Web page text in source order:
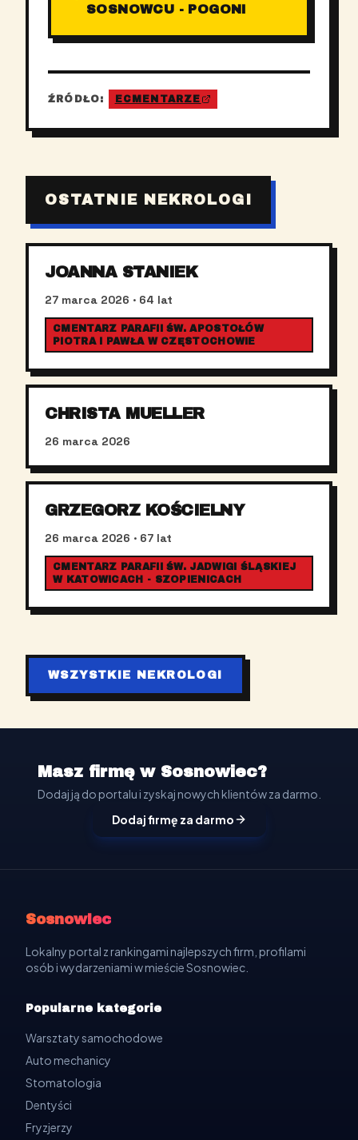
SOSNOWCU - POGONI
ŹRÓDŁO: ECMENTARZE
OSTATNIE NEKROLOGI
JOANNA STANIEK
27 marca 2026 · 64 lat
CMENTARZ PARAFII ŚW. APOSTOŁÓW
PIOTRA I PAWŁA W CZĘSTOCHOWIE
CHRISTA MUELLER
26 marca 2026
GRZEGORZ KOŚCIELNY
26 marca 2026 · 67 lat
CMENTARZ PARAFII ŚW. JADWIGI ŚLĄSKIEJ
W KATOWICACH - SZOPIENICACH
WSZYSTKIE NEKROLOGI
Masz firmę w Sosnowiec?
Dodaj ją do portalu i zyskaj nowych klientów za darmo.
Dodaj firmę za darmo
Sosnowiec
Lokalny portal z rankingami najlepszych firm, profilami
osób i wydarzeniami w mieście Sosnowiec.
Popularne kategorie
Warsztaty samochodowe
Auto mechanicy
Stomatologia
Dentyści
Fryzjerzy